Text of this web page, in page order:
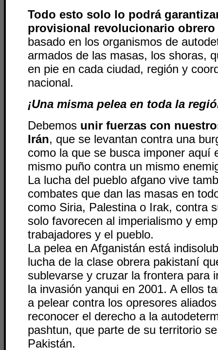
Todo esto solo lo podrá
provisional revolucionario obrero
basado en los organismos de
armados de las masas, los shoras,
en pie en cada ciudad, región y
nacional.
¡Una misma pelea en toda la
Debemos unir fuerzas con
Irán, que se levantan contra una
como la que se busca imponer aquí
mismo puño contra un mismo
La lucha del pueblo afgano vive
combates que dan las masas en
como Siria, Palestina o Irak, contra
solo favorecen al imperialismo y
trabajadores y el pueblo.
La pelea en Afganistán está
lucha de la clase obrera pakistaní
sublevarse y cruzar la frontera para
la invasión yanqui en 2001. A ellos
a pelear contra los opresores
reconocer el derecho a la
pashtun, que parte de su territorio
Pakistán.